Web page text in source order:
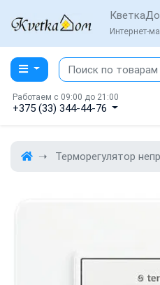
Интернет-
Работаем с 09:00 до 21:00
+375 (33) 344-44-76
Терморегулятор